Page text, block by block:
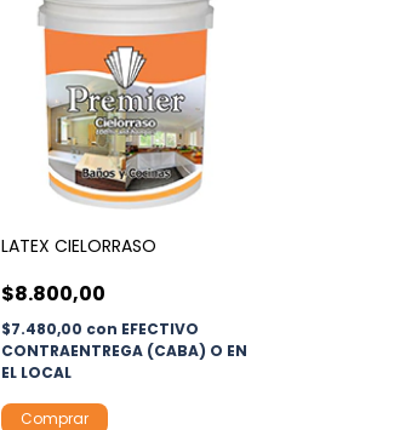
LATEX CIELORRASO
$8.800,00
$7.480,00 con EFECTIVO
CONTRAENTREGA (CABA) O EN
EL LOCAL
Comprar